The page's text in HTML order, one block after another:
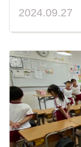
2024.09.27